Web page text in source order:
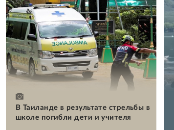
В Таиланде в результате стрельбы в
школе погибли дети и учителя